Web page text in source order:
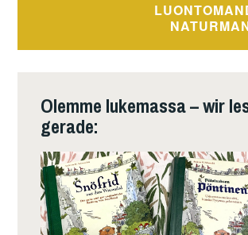
Olemme lukemassa – wir
gerade: